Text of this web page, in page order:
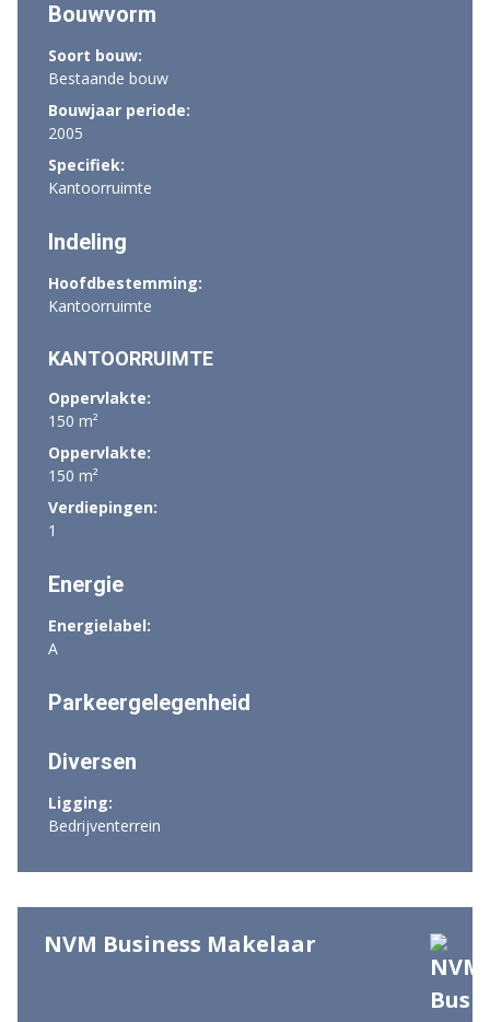
Bouwvorm
Soort bouw:
Bestaande bouw
Bouwjaar periode:
2005
Specifiek:
Kantoorruimte
Indeling
Hoofdbestemming:
Kantoorruimte
KANTOORRUIMTE
Oppervlakte:
150 m²
Oppervlakte:
150 m²
Verdiepingen:
1
Energie
Energielabel:
A
Parkeergelegenheid
Diversen
Ligging:
Bedrijventerrein
NVM Business Makelaar